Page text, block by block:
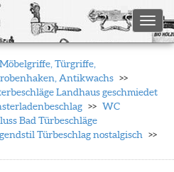
Türgriffe,
Antikwachs
Landhaus geschmiedet
WC
Bad Türbeschläge
Türbeschlag nostalgisch